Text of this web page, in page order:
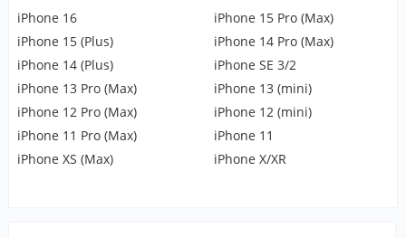
iPhone 16
iPhone 15 Pro (Max)
iPhone 15 (Plus)
iPhone 14 Pro (Max)
iPhone 14 (Plus)
iPhone SE 3/2
iPhone 13 Pro (Max)
iPhone 13 (mini)
iPhone 12 Pro (Max)
iPhone 12 (mini)
iPhone 11 Pro (Max)
iPhone 11
iPhone XS (Max)
iPhone X/XR